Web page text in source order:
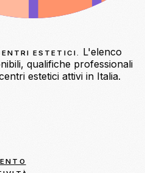
ESTETICI.
L'elenco
qualifiche professionali
estetici attivi in Italia.